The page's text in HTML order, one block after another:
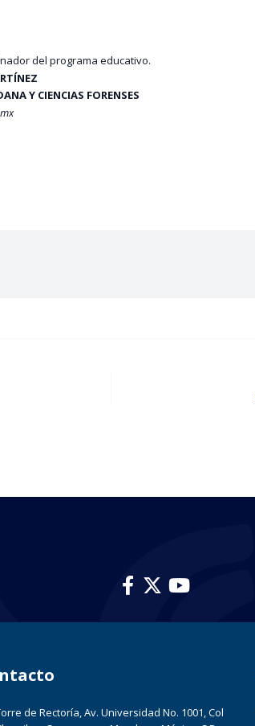
del programa educativo.
Y CIENCIAS FORENSES
de Rectoría, Av. Universidad No. 1001, Col